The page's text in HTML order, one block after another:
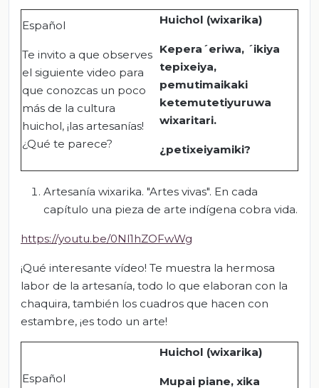
Español
Te invito a que observes
el siguiente video para
que conozcas un poco
más de la cultura
huichol, ¡las artesanías!
¿Qué te parece?
Huichol (wixarika)
Kepera´eriwa, ´ikiya
tepixeiya,
pemutimaikaki
ketemutetiyuruwa
wixaritari.
¿petixeiyamiki?
Artesanía wixarika. "Artes vivas". En cada
capítulo una pieza de arte indígena cobra vida.
https://youtu.be/0Nl1hZOFwWg
¡Qué interesante vídeo! Te muestra la hermosa
labor de la artesanía, todo lo que elaboran con la
chaquira, también los cuadros que hacen con
estambre, ¡es todo un arte!
Español
Huichol (wixarika)
Mupai piane, xika